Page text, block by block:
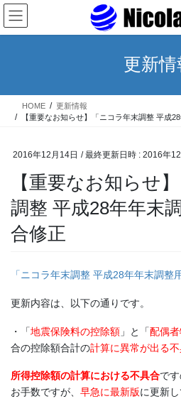
コ
ン
テ
ス
ナ
ビ
ゲ
ン
更新情
HOME
更新情報
【重要なお知らせ】「ニコラ年末調整 平成
2016年12月14日 / 最終更新日時 : 2016年
【重要なお知らせ】「ニコラ年末
調整 平成28年年末
合修正
「ニコラ年末調整 平成28年年末調整
更新内容は、以下の通りです。
・「地震保険料の控除額 」と「配偶
合の控除額合計の計算に異常が出る
所得控除額の計算における不具合です
お手数ですが、 早急に最新版に更新し